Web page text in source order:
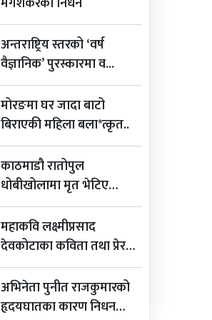
अन्तराष्ट्रिय स्तरको ‘वर्ष
वैज्ञानिक’ पुरस्कारमा व...
मोरङमा घर जादा बाटो
बिराएकी महिला बला*त्कृत..
काठमाडौ रातोपुल
धोबीखोलामा मृत भेटिए
विशाल ...
महाकवि लक्ष्मीप्रसाद
देवकोटाका कविता तथा प्रेरक
भन...
अभिनेता पुनीत राजकुमारको
हृदयघातका कारण निधन